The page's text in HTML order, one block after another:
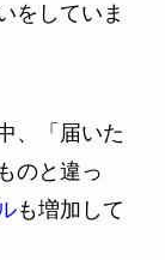
をしていま
、「届いた
のと違っ
も増加して